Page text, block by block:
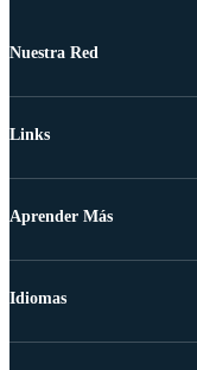
Nuestra Red
Links
Aprender Más
Idiomas